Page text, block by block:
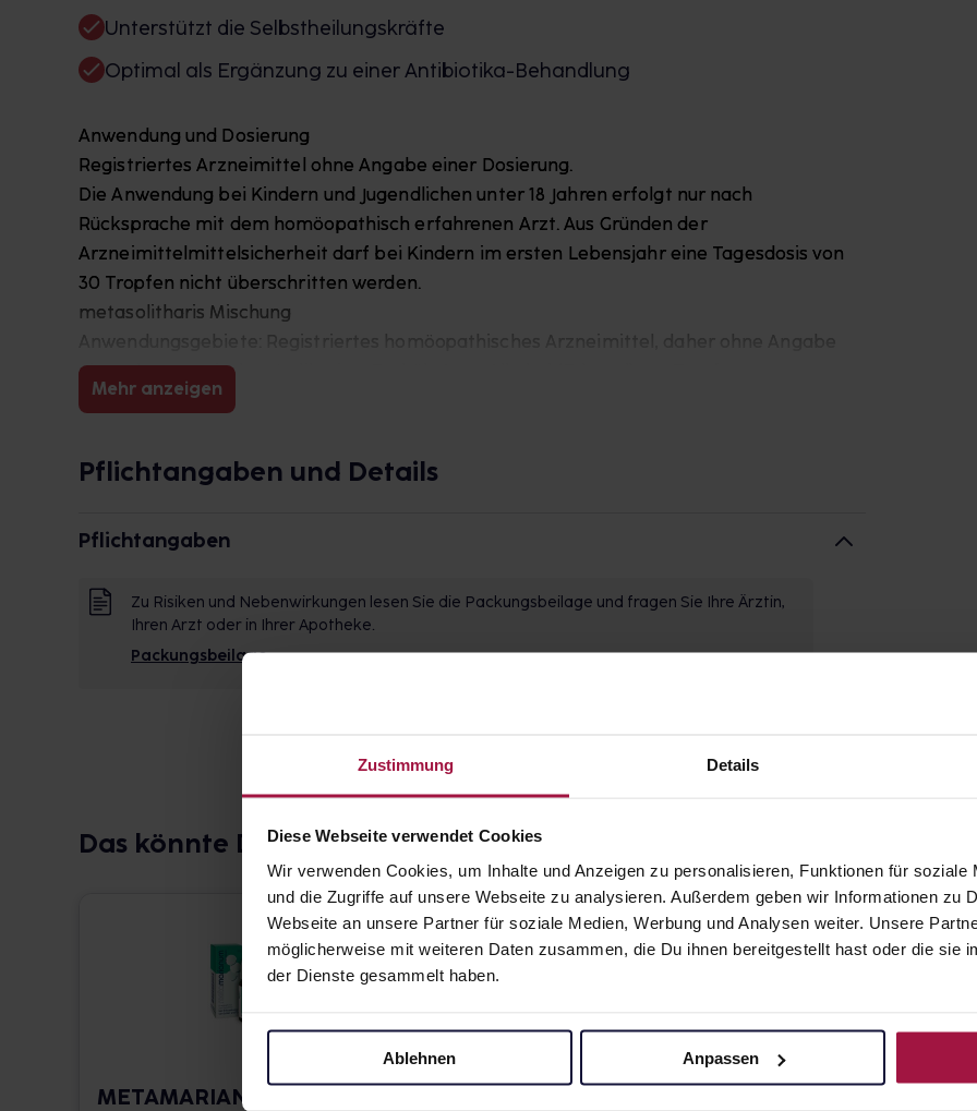
Zustimmung Details
Diese Webseite verwendet Cookies
Wir verwenden Cookies, um Inhalte und Anzeigen zu personalisieren, Funktionen für soziale
und die Zugriffe auf unsere Webseite zu analysieren. Außerdem geben wir Informationen zu
Webseite an unsere Partner für soziale Medien, Werbung und Analysen weiter. Unsere
möglicherweise mit weiteren Daten zusammen, die Du ihnen bereitgestellt hast oder die sie
der Dienste gesammelt haben.
Ablehnen Anpassen
Unterstützt die Selbstheilungskräfte
Optimal als Ergänzung zu einer Antibiotika-Behandlung
Anwendung und Dosierung
Registriertes Arzneimittel ohne Angabe einer Dosierung.
Die Anwendung bei Kindern und Jugendlichen unter 18 Jahren erfolgt nur nach
Rücksprache mit dem homöopathisch erfahrenen Arzt. Aus Gründen der
Arzneimittelmittelsicherheit darf bei Kindern im ersten Lebensjahr eine Tagesdosis von
30 Tropfen nicht überschritten werden.
metasolitharis Mischung
einer therapeutischen Indikation. Enthält 6 mg Alkohol (Ethanol) pro Tropfen.
Zu Risiken und Nebenwirkungen lesen Sie die Packungsbeilage und fragen Sie Ihre Ärztin,
Mehr anzeigen
Pflichtangaben und Details
Pflichtangaben
Zu Risiken und Nebenwirkungen lesen Sie die Packungsbeilage und fragen Sie Ihre Ärztin,
Ihren Arzt oder in Ihrer Apotheke.
Packungsbeilage
Das könnte Dich auch interessieren
METAMARIANUM